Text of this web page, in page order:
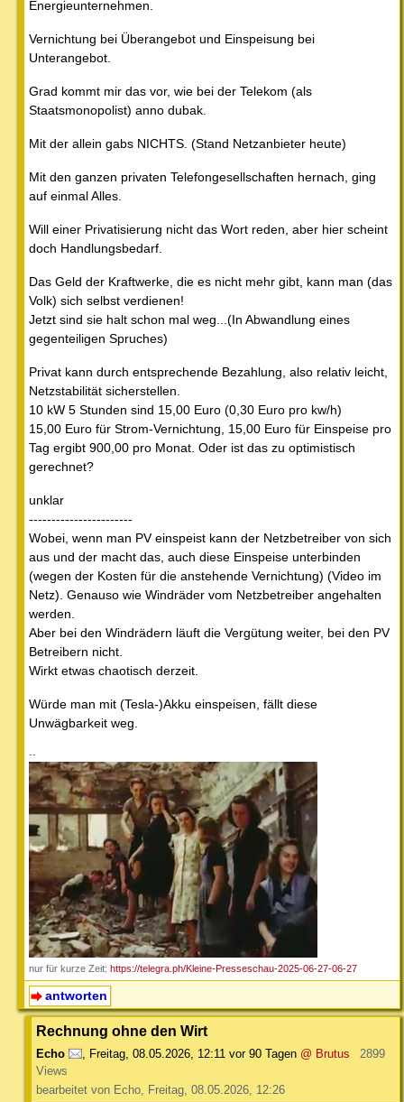
Energieunternehmen.
Vernichtung bei Überangebot und Einspeisung bei
Unterangebot.
Grad kommt mir das vor, wie bei der Telekom (als
Staatsmonopolist) anno dubak.
Mit der allein gabs NICHTS. (Stand Netzanbieter heute)
Mit den ganzen privaten Telefongesellschaften hernach, ging
auf einmal Alles.
Will einer Privatisierung nicht das Wort reden, aber hier scheint
doch Handlungsbedarf.
Das Geld der Kraftwerke, die es nicht mehr gibt, kann man (das
Volk) sich selbst verdienen!
Jetzt sind sie halt schon mal weg...(In Abwandlung eines
gegenteiligen Spruches)
Privat kann durch entsprechende Bezahlung, also relativ leicht,
Netzstabilität sicherstellen.
10 kW 5 Stunden sind 15,00 Euro (0,30 Euro pro kw/h)
15,00 Euro für Strom-Vernichtung, 15,00 Euro für Einspeise pro
Tag ergibt 900,00 pro Monat. Oder ist das zu optimistisch
gerechnet?
unklar
-----------------------
Wobei, wenn man PV einspeist kann der Netzbetreiber von sich
aus und der macht das, auch diese Einspeise unterbinden
(wegen der Kosten für die anstehende Vernichtung) (Video im
Netz). Genauso wie Windräder vom Netzbetreiber angehalten
werden.
Aber bei den Windrädern läuft die Vergütung weiter, bei den PV
Betreibern nicht.
Wirkt etwas chaotisch derzeit.
Würde man mit (Tesla-)Akku einspeisen, fällt diese
Unwägbarkeit weg.
--
nur für kurze Zeit: https://telegra.ph/Kleine-Presseschau-2025-06-27-06-27
antworten
Rechnung ohne den Wirt
Echo , Freitag, 08.05.2026, 12:11 vor 90 Tagen @ Brutus
2899
Views
bearbeitet von Echo, Freitag, 08.05.2026, 12:26